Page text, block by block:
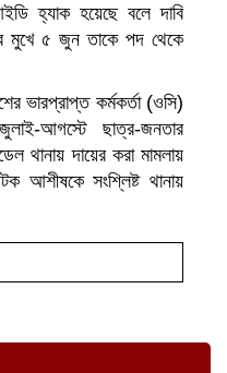
হ্যাক হয়েছে বলে দাবি
মুখে ৫ জুন তাকে পদ থেকে
ভারপ্রাপ্ত কর্মকর্তা (ওসি)
আগস্টে ছাত্র-জনতার
থানায় দায়ের করা মামলায়
আশীষকে সংশ্লিষ্ট থানায়